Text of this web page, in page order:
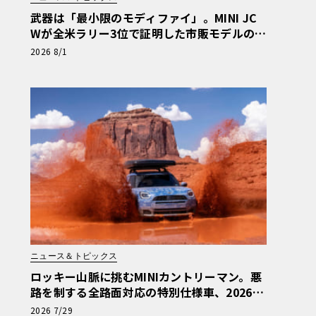
武器は「最小限のモディファイ」。MINI JC
Wが全米ラリー3位で証明した市販モデルの真
価
2026 8/1
ニュース＆トピックス
ロッキー山脈に挑むMINIカントリーマン。悪
路を制する全路面対応の特別仕様車、2026年
10月の初公開へ向け最終段階
2026 7/29